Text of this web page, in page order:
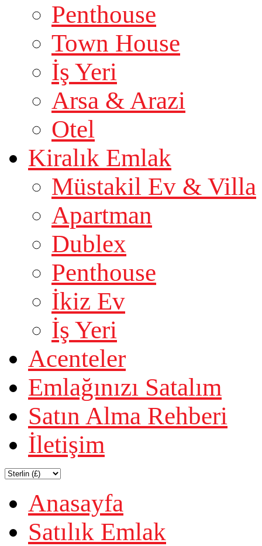
Penthouse
Town House
İş Yeri
Arsa & Arazi
Otel
Kiralık Emlak
Müstakil Ev & Villa
Apartman
Dublex
Penthouse
İkiz Ev
İş Yeri
Acenteler
Emlağınızı Satalım
Satın Alma Rehberi
İletişim
Anasayfa
Satılık Emlak